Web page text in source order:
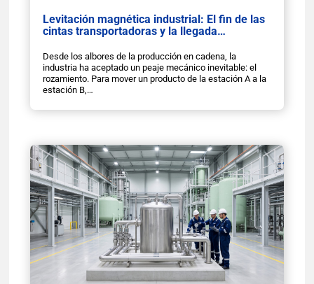
Levitación magnética industrial: El fin de las
cintas transportadoras y la llegada…
Desde los albores de la producción en cadena, la
industria ha aceptado un peaje mecánico inevitable: el
rozamiento. Para mover un producto de la estación A a la
estación B,…